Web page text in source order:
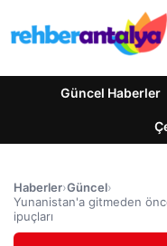
Güncel Haberler
Haberler›Güncel›
Yunanistan'a gitmeden
ipuçları